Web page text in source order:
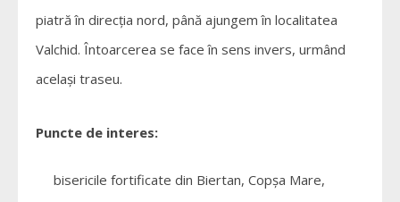
piatră în direcția nord, până ajungem în localitatea
Valchid. Întoarcerea se face în sens invers, urmând
același traseu.
Puncte de interes:
bisericile fortificate din Biertan, Copșa Mare,